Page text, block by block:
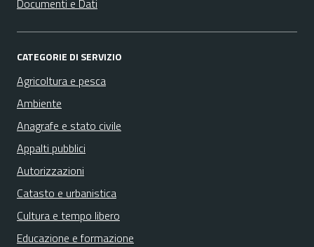
Documenti e Dati
CATEGORIE DI SERVIZIO
Agricoltura e pesca
Ambiente
Anagrafe e stato civile
Appalti pubblici
Autorizzazioni
Catasto e urbanistica
Cultura e tempo libero
Educazione e formazione